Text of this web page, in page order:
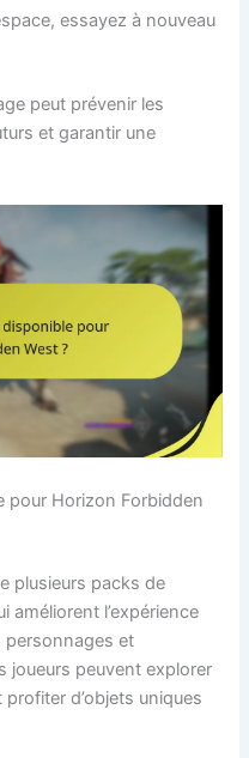
essayez à nouveau
peut prévenir les
et garantir une
pour Horizon Forbidden
plusieurs packs de
améliorent l’expérience
personnages et
joueurs peuvent explorer
d’objets uniques